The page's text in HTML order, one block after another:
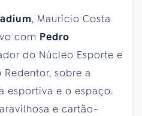
, Maurício Costa
com Pedro
do Núcleo Esporte e
sobre a
esportiva e o espaço.
e cartão-